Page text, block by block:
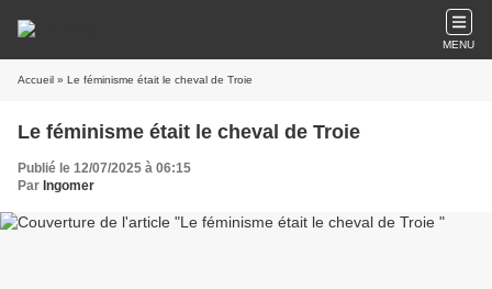
MENU
Accueil » Le féminisme était le cheval de Troie
Le féminisme était le cheval de Troie
Publié le 12/07/2025 à 06:15
Par Ingomer